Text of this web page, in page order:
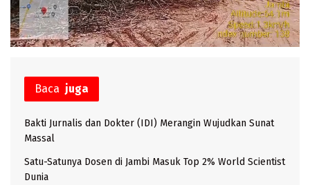
Baca juga
Bakti Jurnalis dan Dokter (IDI) Merangin Wujudkan Sunat
Massal
Satu-Satunya Dosen di Jambi Masuk Top 2% World Scientist
Dunia